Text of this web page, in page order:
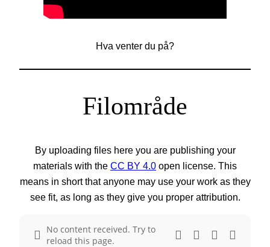
Hva venter du på?
Filområde
By uploading files here you are publishing your
materials with the CC BY 4.0 open license. This
means in short that anyone may use your work as they
see fit, as long as they give you proper attribution.
No content received. Try to
reload this page.